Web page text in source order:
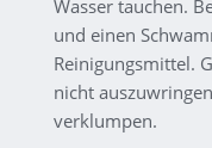
Wasser tauchen.
und einen
Reinigungsmittel.
nicht
verklumpen.